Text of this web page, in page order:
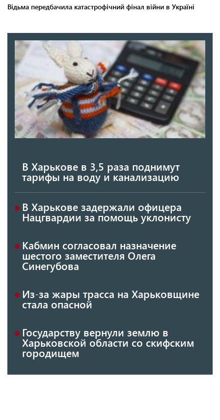
В Харькове в 3,5 раза поднимут
тарифы на воду и канализацию
В Харькове задержали офицера
Нацгвардии за помощь уклонисту
Кабмин согласовал назначение
шестого заместителя Олега
Синегубова
Из-за жары трасса на Харьковщине
стала опасной
Государству вернули землю в
Харьковской области со скифским
городищем